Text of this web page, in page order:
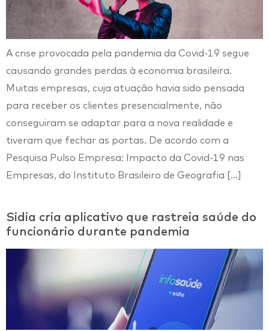
A crise provocada pela pandemia da Covid-19 segue
causando grandes perdas à economia brasileira.
Muitas empresas, cuja atuação havia sido pensada
para receber os clientes presencialmente, não
conseguiram se adaptar para a nova realidade e
tiveram que fechar as portas. De acordo com a
Pesquisa Pulso Empresa: Impacto da Covid-19 nas
Empresas, do Instituto Brasileiro de Geografia […]
Sidia cria aplicativo que rastreia saúde do
funcionário durante pandemia